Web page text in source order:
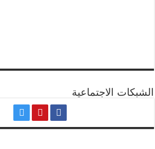
الشبكات الاجتماعية